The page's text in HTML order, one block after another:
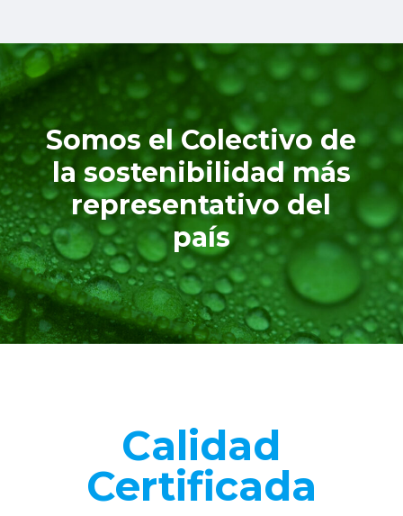
Somos el Colectivo de
la sostenibilidad más
representativo del
país
Calidad
Certificada